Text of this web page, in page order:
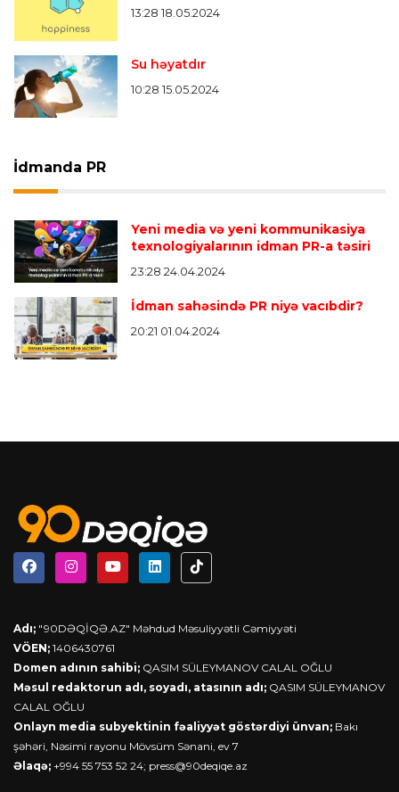
13:28 18.05.2024
Su həyatdır
10:28 15.05.2024
İdmanda PR
Yeni media və yeni kommunikasiya
texnologiyalarının idman PR-a təsiri
23:28 24.04.2024
İdman sahəsində PR niyə vacıbdir?
20:21 01.04.2024
Adı; "90DƏQİQƏ.AZ" Məhdud Məsuliyyətli Cəmiyyəti
VÖEN; 1406430761
Domen adının sahibi; QASIM SÜLEYMANOV CALAL OĞLU
Məsul redaktorun adı, soyadı, atasının adı; QASIM SÜLEYMANOV
CALAL OĞLU
Onlayn media subyektinin fəaliyyət göstərdiyi ünvan; Bakı
şəhəri, Nəsimi rayonu Mövsüm Sənani, ev 7
Əlaqə; +994 55 753 52 24; press@90deqiqe.az